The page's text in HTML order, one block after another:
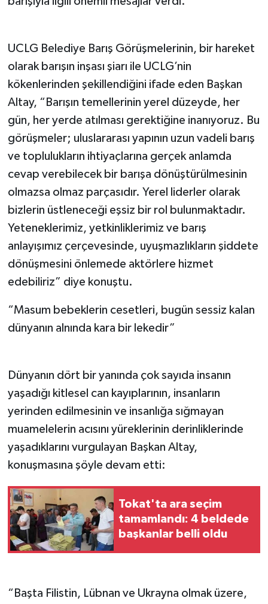
UCLG Belediye Barış Görüşmelerinin, bir hareket
olarak barışın inşası şiarı ile UCLG’nin
kökenlerinden şekillendiğini ifade eden Başkan
Altay, “Barışın temellerinin yerel düzeyde, her
gün, her yerde atılması gerektiğine inanıyoruz. Bu
görüşmeler; uluslararası yapının uzun vadeli barış
ve toplulukların ihtiyaçlarına gerçek anlamda
cevap verebilecek bir barışa dönüştürülmesinin
olmazsa olmaz parçasıdır. Yerel liderler olarak
bizlerin üstleneceği eşsiz bir rol bulunmaktadır.
Yeteneklerimiz, yetkinliklerimiz ve barış
anlayışımız çerçevesinde, uyuşmazlıkların şiddete
dönüşmesini önlemede aktörlere hizmet
edebiliriz” diye konuştu.
“Masum bebeklerin cesetleri, bugün sessiz kalan
dünyanın alnında kara bir lekedir”
Dünyanın dört bir yanında çok sayıda insanın
yaşadığı kitlesel can kayıplarının, insanların
yerinden edilmesinin ve insanlığa sığmayan
muamelelerin acısını yüreklerinin derinliklerinde
yaşadıklarını vurgulayan Başkan Altay,
konuşmasına şöyle devam etti:
Tokat'ta ara seçim
tamamlandı: 4 beldede
başkanlar belli oldu
“Başta Filistin, Lübnan ve Ukrayna olmak üzere,